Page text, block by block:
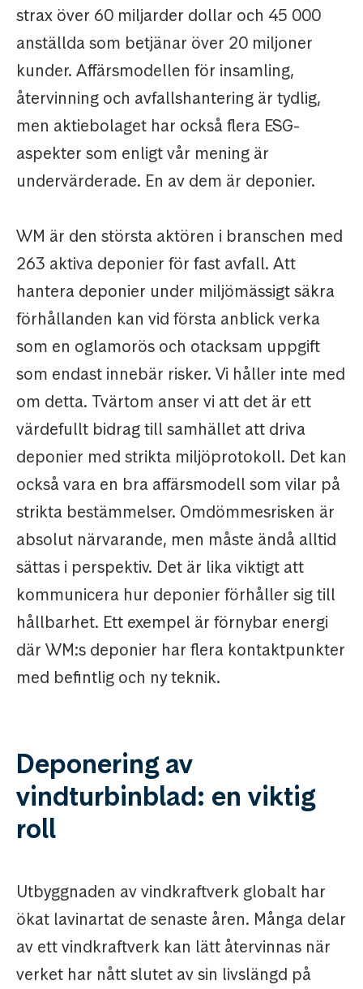
strax över 60 miljarder dollar och 45 000
anställda som betjänar över 20 miljoner
kunder. Affärsmodellen för insamling,
återvinning och avfallshantering är tydlig,
men aktiebolaget har också flera ESG-
aspekter som enligt vår mening är
undervärderade. En av dem är deponier.
WM är den största aktören i branschen med
263 aktiva deponier för fast avfall. Att
hantera deponier under miljömässigt säkra
förhållanden kan vid första anblick verka
som en oglamorös och otacksam uppgift
som endast innebär risker. Vi håller inte med
om detta. Tvärtom anser vi att det är ett
värdefullt bidrag till samhället att driva
deponier med strikta miljöprotokoll. Det kan
också vara en bra affärsmodell som vilar på
strikta bestämmelser. Omdömmesrisken är
absolut närvarande, men måste ändå alltid
sättas i perspektiv. Det är lika viktigt att
kommunicera hur deponier förhåller sig till
hållbarhet. Ett exempel är förnybar energi
där WM:s deponier har flera kontaktpunkter
med befintlig och ny teknik.
Deponering av
vindturbinblad: en viktig
roll
Utbyggnaden av vindkraftverk globalt har
ökat lavinartat de senaste åren. Många delar
av ett vindkraftverk kan lätt återvinnas när
verket har nått slutet av sin livslängd på